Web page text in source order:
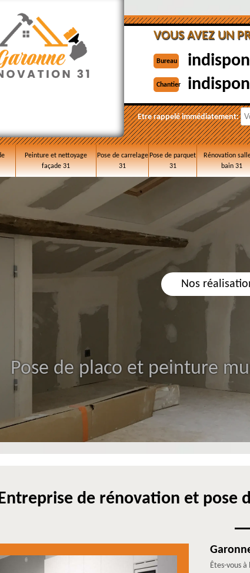
VOUS AVEZ UN
Bureau
Chantier
Etre rappelé immédiatement:
Peinture et nettoyage
façade 31
Pose de carrelage
31
Pose de parquet
31
Rénovation
bain 31
Nos
Pose de placo et peinture
de rénovation et pose
Êtes-vous